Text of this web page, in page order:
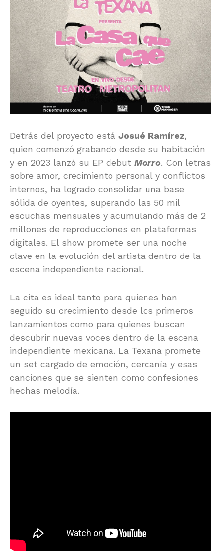
Detrás del proyecto está Josué Ramírez,
quien comenzó grabando desde su habitación
y en 2023 lanzó su EP debut Morro. Con letras
sobre amor, crecimiento personal y conflictos
internos, ha logrado consolidar una base
sólida de oyentes, superando las 50 mil
escuchas mensuales y acumulando más de 2
millones de reproducciones en plataformas
digitales. El show promete ser una noche
clave en la evolución del artista dentro de la
escena independiente nacional.
La cita es ideal tanto para quienes han
seguido su crecimiento desde los primeros
lanzamientos como para quienes buscan
descubrir nuevas voces dentro de la escena
independiente mexicana. La Texana promete
un set cargado de emoción, cercanía y esas
canciones que se sienten como confesiones
hechas melodía.